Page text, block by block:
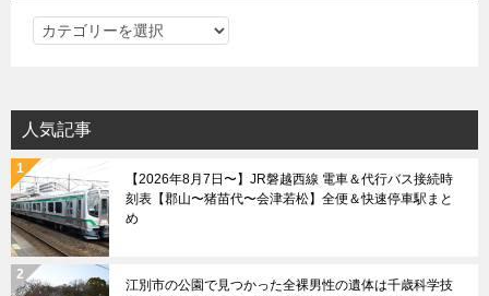
カ
リ
ー
人気記事
【2026年8月7日〜】JR磐越西線 電車＆代行バス接続時
刻表【郡山〜猪苗代〜会津若松】全便＆快速停車駅まと
め
江別市の公園で見つかった全裸男性の遺体は千歳科学技